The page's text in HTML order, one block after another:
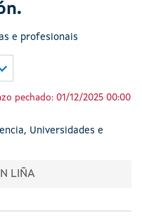
e profesionais
pechado: 01/12/2025 00:00
Universidades e
LIÑA